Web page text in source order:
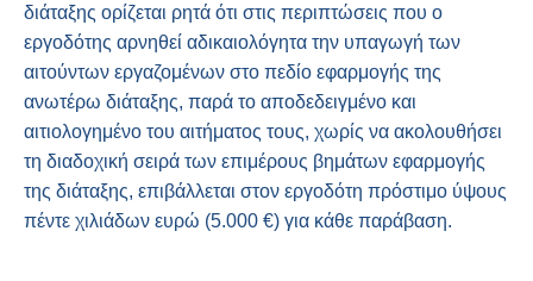
διάταξης ορίζεται ρητά ότι στις περιπτώσεις που ο
εργοδότης αρνηθεί αδικαιολόγητα την υπαγωγή των
αιτούντων εργαζομένων στο πεδίο εφαρμογής της
ανωτέρω διάταξης, παρά το αποδεδειγμένο και
αιτιολογημένο του αιτήματος τους, χωρίς να ακολουθήσει
τη διαδοχική σειρά των επιμέρους βημάτων εφαρμογής
της διάταξης, επιβάλλεται στον εργοδότη πρόστιμο ύψους
πέντε χιλιάδων ευρώ (5.000 €) για κάθε παράβαση.